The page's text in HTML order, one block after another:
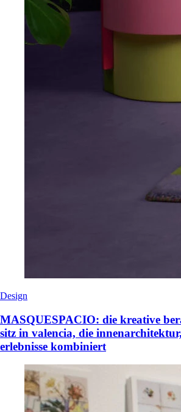
Design
MASQUESPACIO: die kreative
sitz in valencia, die
erlebnisse kombiniert